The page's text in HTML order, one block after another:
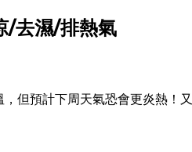
/去濕/排熱氣
但預計下周天氣恐會更炎熱！